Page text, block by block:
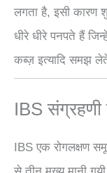
लगता है, इसी कारण
धीरे धीरे पनपते हैं
कब्ज़ इत्यादि समझ
IBS
IBS एक रोगलक्षण